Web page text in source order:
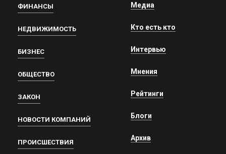
ФИНАНСЫ
НЕДВИЖИМОСТЬ
БИЗНЕС
ОБЩЕСТВО
ЗАКОН
НОВОСТИ КОМПАНИЙ
ПРОИСШЕСТВИЯ
Медиа
Кто есть кто
Интервью
Мнения
Рейтинги
Блоги
Архив